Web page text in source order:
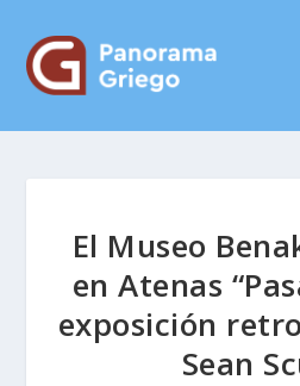
El Museo
en Atenas
exposición
Sean